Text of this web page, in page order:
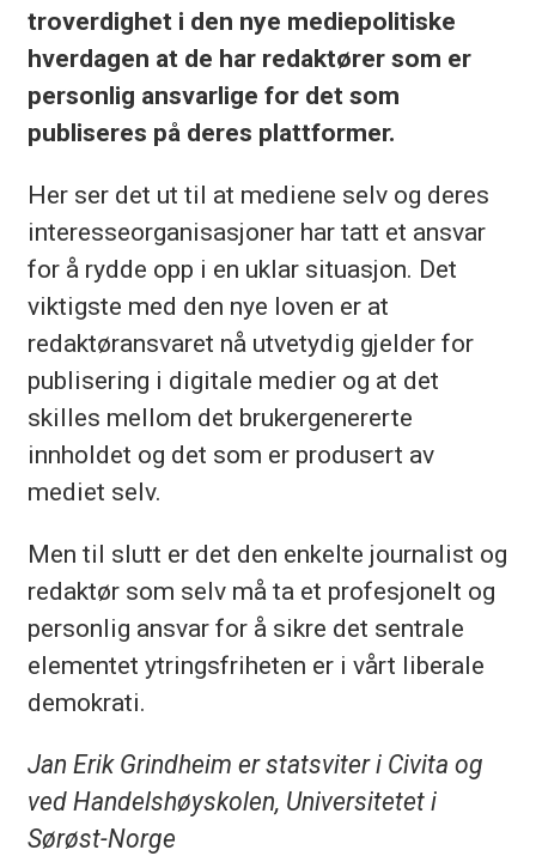
troverdighet i den nye mediepolitiske
hverdagen at de har redaktører som er
personlig ansvarlige for det som
publiseres på deres plattformer.
Her ser det ut til at mediene selv og deres
interesseorganisasjoner har tatt et ansvar
for å rydde opp i en uklar situasjon. Det
viktigste med den nye loven er at
redaktøransvaret nå utvetydig gjelder for
publisering i digitale medier og at det
skilles mellom det brukergenererte
innholdet og det som er produsert av
mediet selv.
Men til slutt er det den enkelte journalist og
redaktør som selv må ta et profesjonelt og
personlig ansvar for å sikre det sentrale
elementet ytringsfriheten er i vårt liberale
demokrati.
Jan Erik Grindheim er statsviter i Civita og
ved Handelshøyskolen, Universitetet i
Sørøst-Norge